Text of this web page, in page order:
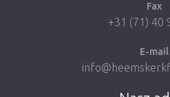
Fax
+31 (71) 40
E-mail